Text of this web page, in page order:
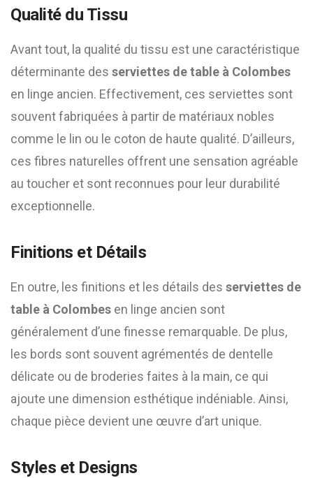
Qualité du Tissu
Avant tout, la qualité du tissu est une caractéristique
déterminante des serviettes de table à Colombes
en linge ancien. Effectivement, ces serviettes sont
souvent fabriquées à partir de matériaux nobles
comme le lin ou le coton de haute qualité. D’ailleurs,
ces fibres naturelles offrent une sensation agréable
au toucher et sont reconnues pour leur durabilité
exceptionnelle.
Finitions et Détails
En outre, les finitions et les détails des serviettes de
table à Colombes en linge ancien sont
généralement d’une finesse remarquable. De plus,
les bords sont souvent agrémentés de dentelle
délicate ou de broderies faites à la main, ce qui
ajoute une dimension esthétique indéniable. Ainsi,
chaque pièce devient une œuvre d’art unique.
Styles et Designs